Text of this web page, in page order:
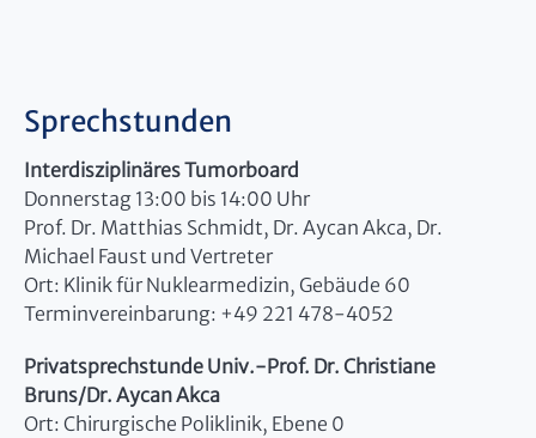
Sprechstunden
Interdisziplinäres Tumorboard
Donnerstag 13:00 bis 14:00 Uhr
Prof. Dr. Matthias Schmidt, Dr. Aycan Akca, Dr.
Michael Faust und Vertreter
Ort: Klinik für Nuklearmedizin, Gebäude 60
Terminvereinbarung: +49 221 478-4052
Privatsprechstunde Univ.-Prof. Dr. Christiane
Bruns/Dr. Aycan Akca
Ort: Chirurgische Poliklinik, Ebene 0